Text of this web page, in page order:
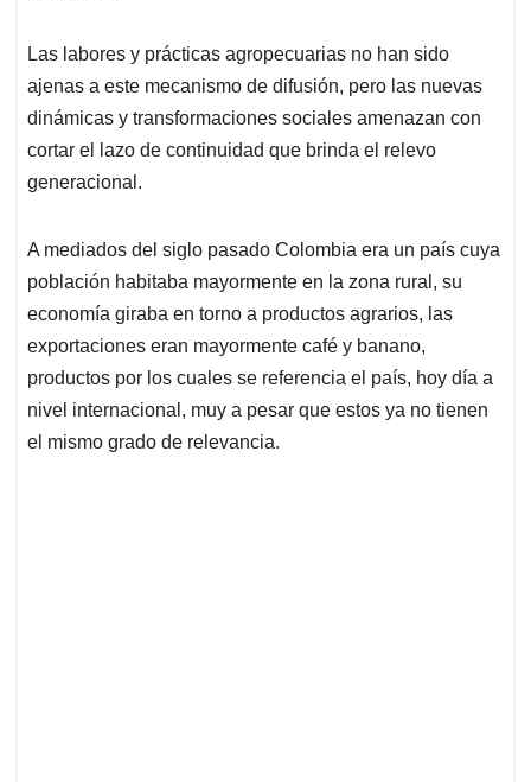
Las labores y prácticas agropecuarias no han sido
ajenas a este mecanismo de difusión, pero las nuevas
dinámicas y transformaciones sociales amenazan con
cortar el lazo de continuidad que brinda el relevo
generacional.
A mediados del siglo pasado Colombia era un país cuya
población habitaba mayormente en la zona rural, su
economía giraba en torno a productos agrarios, las
exportaciones eran mayormente café y banano,
productos por los cuales se referencia el país, hoy día a
nivel internacional, muy a pesar que estos ya no tienen
el mismo grado de relevancia.